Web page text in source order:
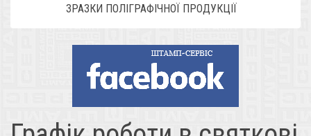
ЗРАЗКИ ПОЛІГРАФІЧНОЇ ПРОДУКЦІЇ